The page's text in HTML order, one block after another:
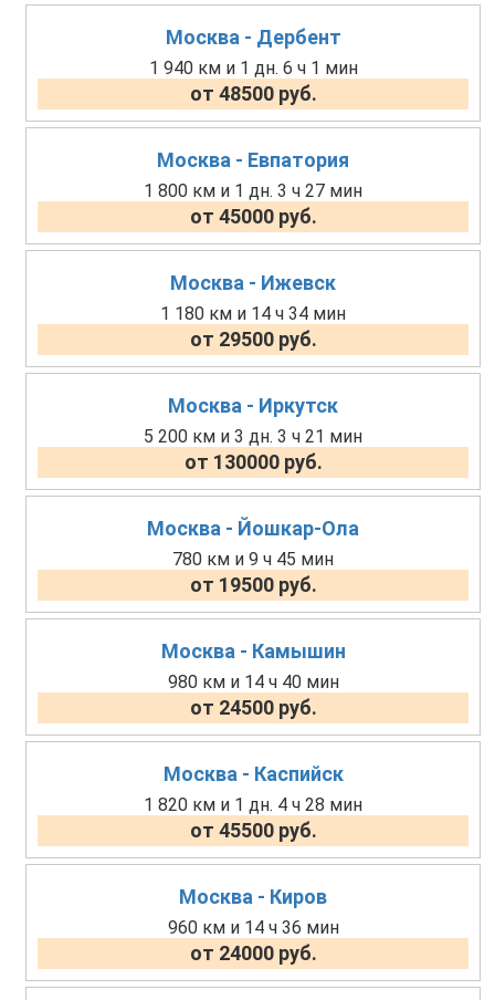
Москва - Дербент
1 940 км и 1 дн. 6 ч 1 мин
от 48500 руб.
Москва - Евпатория
1 800 км и 1 дн. 3 ч 27 мин
от 45000 руб.
Москва - Ижевск
1 180 км и 14 ч 34 мин
от 29500 руб.
Москва - Иркутск
5 200 км и 3 дн. 3 ч 21 мин
от 130000 руб.
Москва - Йошкар-Ола
780 км и 9 ч 45 мин
от 19500 руб.
Москва - Камышин
980 км и 14 ч 40 мин
от 24500 руб.
Москва - Каспийск
1 820 км и 1 дн. 4 ч 28 мин
от 45500 руб.
Москва - Киров
960 км и 14 ч 36 мин
от 24000 руб.